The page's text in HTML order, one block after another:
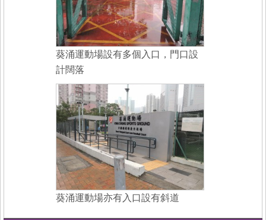
葵涌運動場設有多個入口，門口設
計闊落
葵涌運動場亦有入口設有斜道